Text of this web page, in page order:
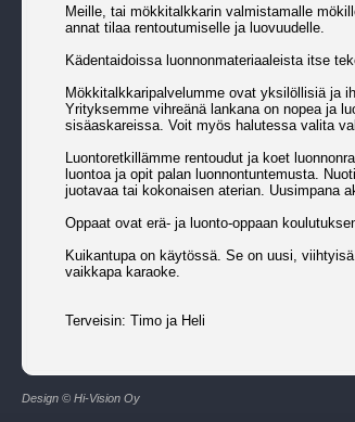
Meille, tai mökkitalkkarin valmistamalle
annat tilaa rentoutumiselle ja luovuudelle.
Kädentaidoissa luonnonmateriaaleista itse
Mökkitalkkaripalvelumme ovat yksilöllisiä ja
Yrityksemme vihreänä lankana on nopea ja
sisäaskareissa. Voit myös halutessa valita
Luontoretkillämme rentoudut ja koet
luontoa ja opit palan luonnontuntemusta.
juotavaa tai kokonaisen aterian. Uusimpana
Oppaat ovat erä- ja luonto-oppaan
Kuikantupa on käytössä. Se on uusi,
vaikkapa karaoke.
Terveisin: Timo ja Heli
Design © Hi-Vision Oy